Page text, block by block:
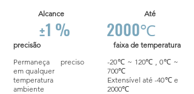
Alcance Até
±1 % 2000℃
precisão faixa de temperatura
Permaneça preciso
em qualquer
temperatura
ambiente
-20℃ ~ 120℃ , 0℃ ~
700℃
Extensível até -40℃ e
2000℃